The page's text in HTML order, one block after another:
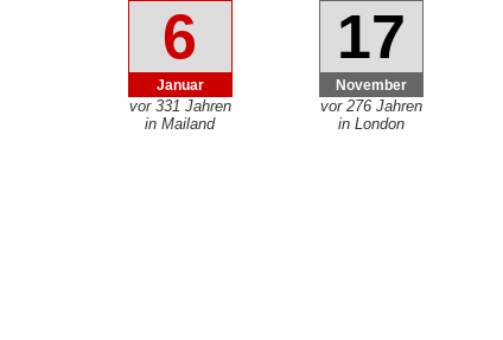
6
Januar
vor 331 Jahren
in Mailand
17
November
vor 276 Jahren
in London